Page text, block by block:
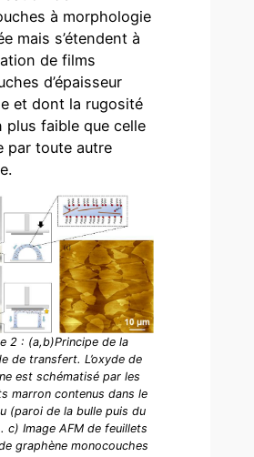
à morphologie
mais s’étendent à
de films
d’épaisseur
et dont la rugosité
plus faible que celle
par toute autre
2 : (a,b)Principe de la
de transfert. L’oxyde de
est schématisé par les
marron contenus dans le
(paroi de la bulle puis du
c) Image AFM de feuillets
graphène monocouches